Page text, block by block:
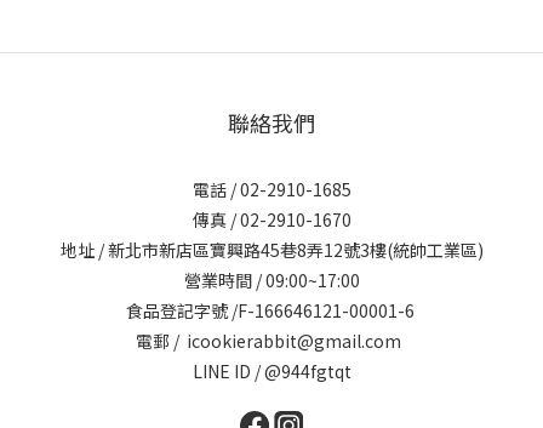
聯絡我們
電話 / 02-2910-1685
傳真 / 02-2910-1670
地址 / 新北市新店區寶興路45巷8弄12號3樓(統帥工業區)
營業時間 / 09:00~17:00
食品登記字號 /F-166646121-00001-6
電郵 / icookierabbit@gmail.com
LINE ID / @944fgtqt